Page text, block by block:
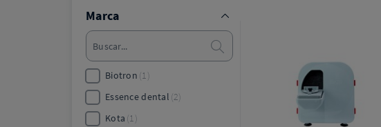
Marca
Biotron 1
Essence dental 2
Kota 1